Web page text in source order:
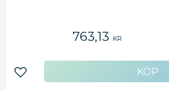
763,13 KR
Lägg till i favoriter